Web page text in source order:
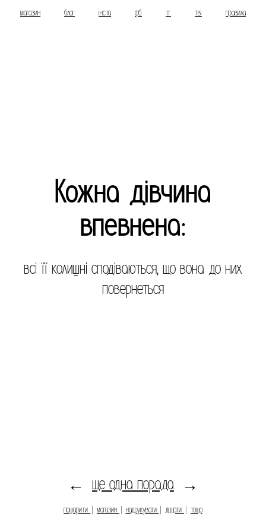
магазин блог інста фб тг тві правила
Кожна дівчина
впевнена:
всі ïï колишні сподіваються, що вона до них
повернеться
← ще одна порада →
пошарити магазин надрукувати додати тощо